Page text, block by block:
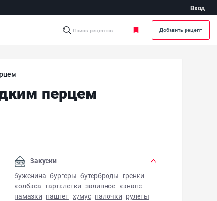
Вход
Поиск рецептов Добавить рецепт
перцем
"Красное море" с помидорами и сладким перцем - фото
Закуски
буженина бургеры бутерброды гренки
колбаса тарталетки заливное канапе
намазки паштет хумус палочки рулеты